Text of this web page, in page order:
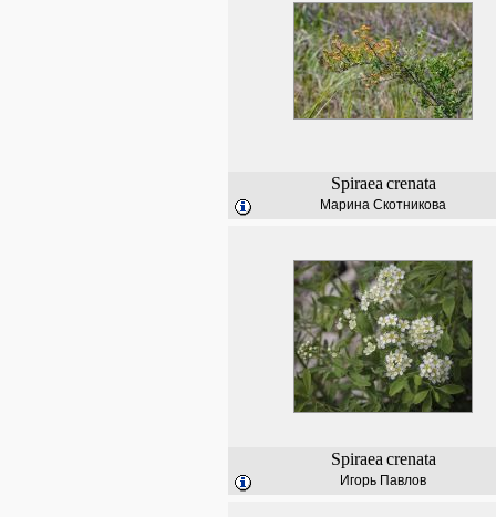
Spiraea crenata
Марина Скотникова
Spiraea crenata
Игорь Павлов